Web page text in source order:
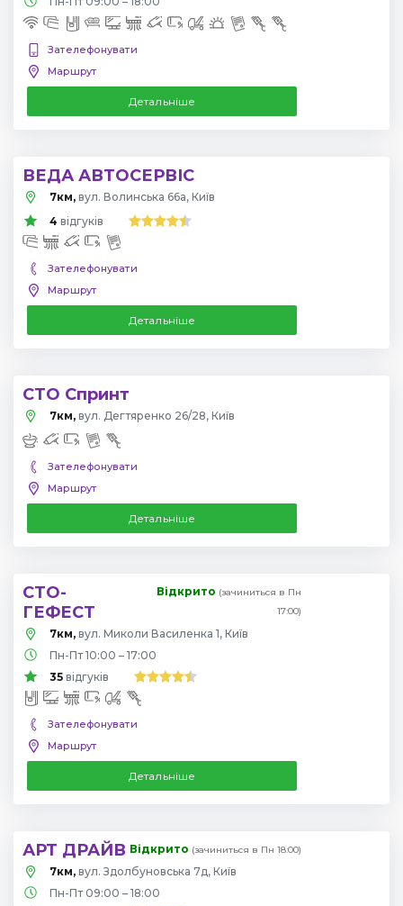
Зателефонувати
Маршрут
Детальніше
ВЕДА АВТОСЕРВІС
7км, вул. Волинська 66а, Київ
4 відгуків
Зателефонувати
Маршрут
Детальніше
СТО Спринт
7км, вул. Дегтяренко 26/28, Київ
Зателефонувати
Маршрут
Детальніше
СТО-
ГЕФЕСТ
Відкрито (зачиниться в Пн
17:00)
7км, вул. Миколи Василенка 1, Київ
Пн-Пт 10:00 – 17:00
35 відгуків
Зателефонувати
Маршрут
Детальніше
АРТ ДРАЙВ Відкрито (зачиниться в Пн 18:00)
7км, вул. Здолбуновська 7д, Київ
Пн-Пт 09:00 – 18:00